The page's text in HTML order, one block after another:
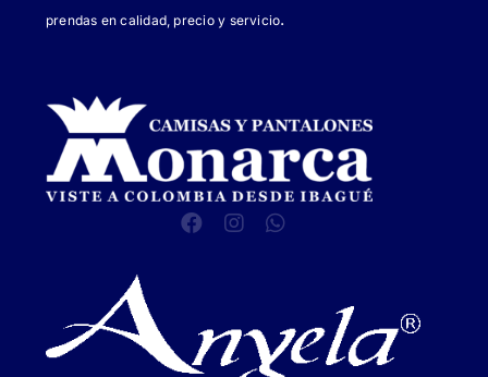
prendas en calidad, precio y servicio.